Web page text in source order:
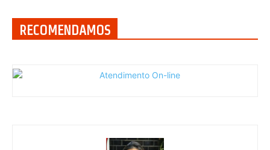
RECOMENDAMOS